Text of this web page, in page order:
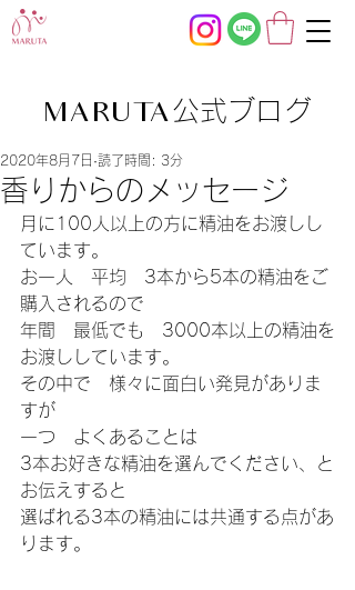
MARUTA公式ブログ
香りからのメッセージ
2020年8月7日 読了時間: 3分
月に100人以上の方に精油をお渡しし
ています。
お一人　平均　3本から5本の精油をご
購入されるので
年間　最低でも　3000本以上の精油を
お渡ししています。
その中で　様々に面白い発見がありま
すが
一つ　よくあることは
3本お好きな精油を選んでください、と
お伝えすると
選ばれる3本の精油には共通する点があ
ります。